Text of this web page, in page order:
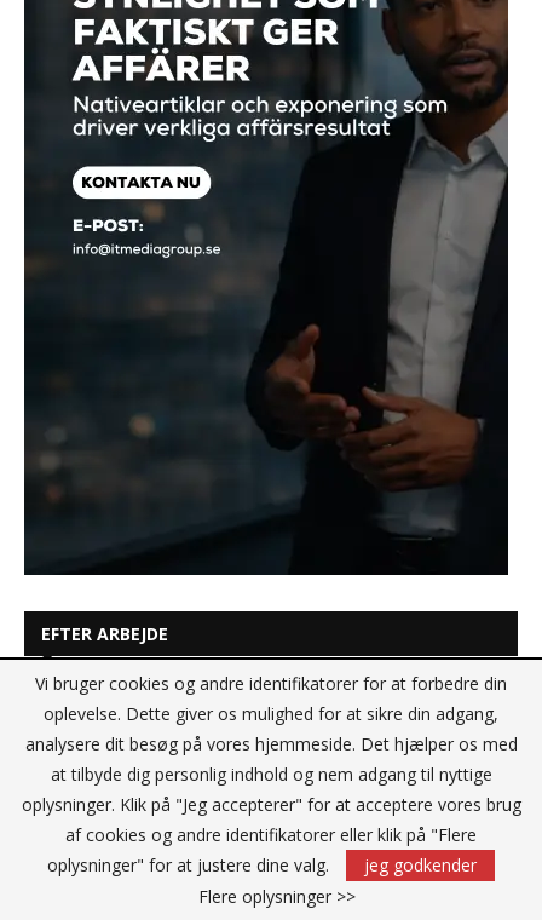
EFTER ARBEJDE
Vi bruger cookies og andre identifikatorer for at forbedre din
oplevelse. Dette giver os mulighed for at sikre din adgang,
analysere dit besøg på vores hjemmeside. Det hjælper os med
at tilbyde dig personlig indhold og nem adgang til nyttige
oplysninger. Klik på "Jeg accepterer" for at acceptere vores brug
af cookies og andre identifikatorer eller klik på "Flere
oplysninger" for at justere dine valg.
jeg godkender
Flere oplysninger >>